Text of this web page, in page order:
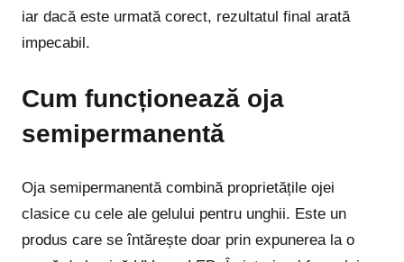
iar dacă este urmată corect, rezultatul final arată
impecabil.
Cum funcționează oja
semipermanentă
Oja semipermanentă combină proprietățile ojei
clasice cu cele ale gelului pentru unghii. Este un
produs care se întărește doar prin expunerea la o